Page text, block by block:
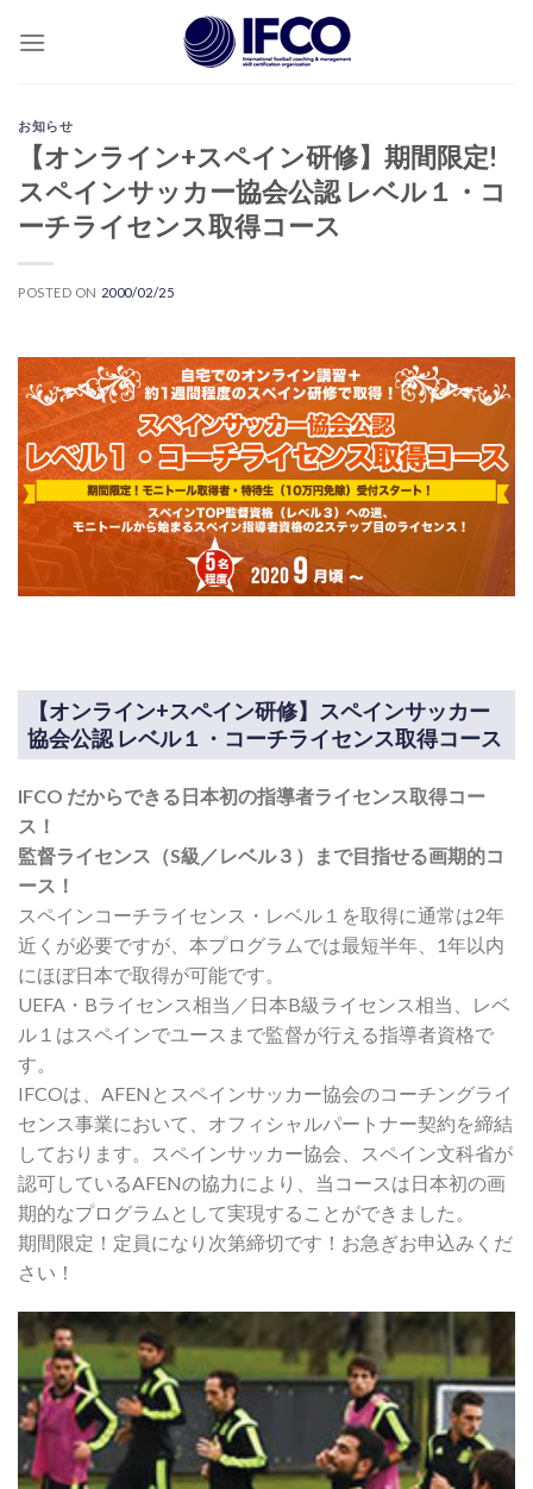
お知らせ
【オンライン+スペイン研修】期間限定!
スペインサッカー協会公認 レベル１・コ
ーチライセンス取得コース
POSTED ON 2000/02/25
【オンライン+スペイン研修】スペインサッカー
協会公認 レベル１・コーチライセンス取得コース
IFCO だからできる日本初の指導者ライセンス取得コー
ス！
監督ライセンス（S級／レベル３）まで目指せる画期的コ
ース！
スペインコーチライセンス・レベル１を取得に通常は2年
近くが必要ですが、本プログラムでは最短半年、1年以内
にほぼ日本で取得が可能です。
UEFA・Bライセンス相当／日本B級ライセンス相当、レベ
ル１はスペインでユースまで監督が行える指導者資格で
す。
IFCOは、AFENとスペインサッカー協会のコーチングライ
センス事業において、オフィシャルパートナー契約を締結
しております。スペインサッカー協会、スペイン文科省が
認可しているAFENの協力により、当コースは日本初の画
期的なプログラムとして実現することができました。
期間限定！定員になり次第締切です！お急ぎお申込みくだ
さい！